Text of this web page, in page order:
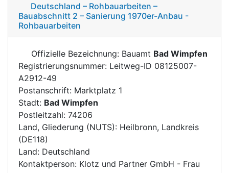
Deutschland – Rohbauarbeiten –
Bauabschnitt 2 – Sanierung 1970er-Anbau -
Rohbauarbeiten
Offizielle Bezeichnung: Bauamt Bad Wimpfen
Registrierungsnummer: Leitweg-ID 08125007-
A2912-49
Postanschrift: Marktplatz 1
Stadt: Bad Wimpfen
Postleitzahl: 74206
Land, Gliederung (NUTS): Heilbronn, Landkreis
(DE118)
Land: Deutschland
Kontaktperson: Klotz und Partner GmbH - Frau